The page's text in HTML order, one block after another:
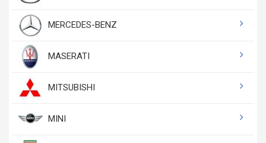
MERCEDES-BENZ
MASERATI
MITSUBISHI
MINI